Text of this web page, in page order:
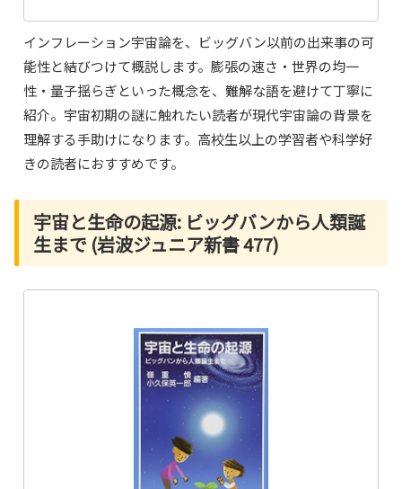
インフレーション宇宙論を、ビッグバン以前の出来事の可
能性と結びつけて概説します。膨張の速さ・世界の均一
性・量子揺らぎといった概念を、難解な語を避けて丁寧に
紹介。宇宙初期の謎に触れたい読者が現代宇宙論の背景を
理解する手助けになります。高校生以上の学習者や科学好
きの読者におすすめです。
宇宙と生命の起源: ビッグバンから人類誕
生まで (岩波ジュニア新書 477)